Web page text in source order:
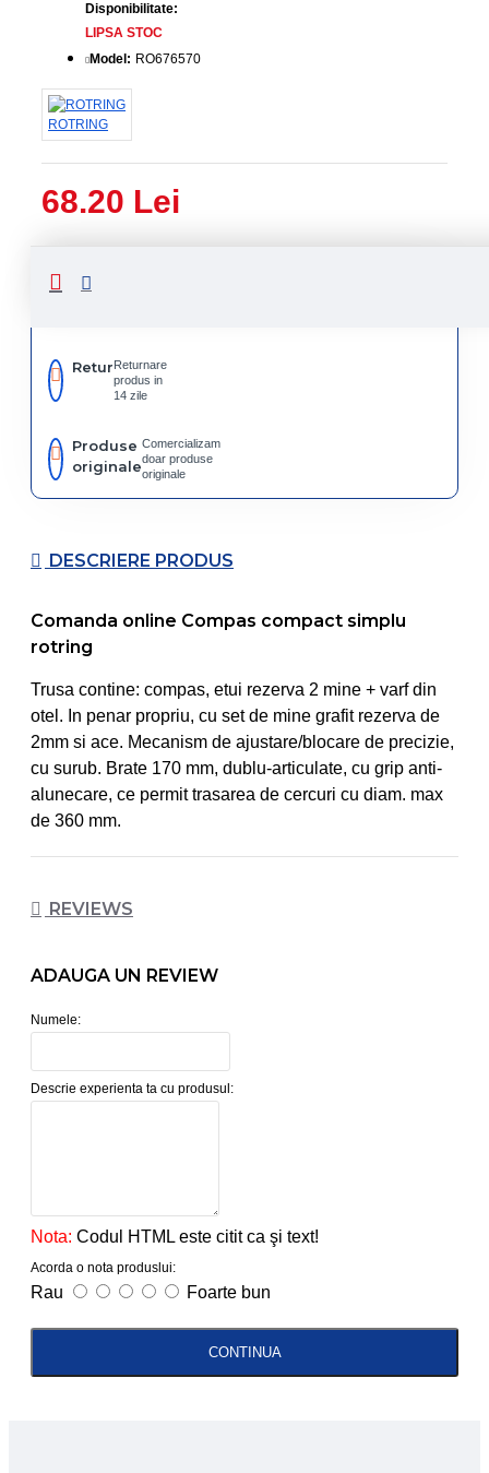
68.20 Lei
Disponibilitate:
LIPSA STOC
Model: RO676570
ROTRING
Livrare
rapida
ReturReturnare
produs in
14 zile
Produse
originale
Comercializam
doar produse
originale
DESCRIERE PRODUS
Comanda online Compas compact simplu
rotring
Trusa contine: compas, etui rezerva 2 mine + varf din
otel. In penar propriu, cu set de mine grafit rezerva de
2mm si ace. Mecanism de ajustare/blocare de precizie,
cu surub. Brate 170 mm, dublu-articulate, cu grip anti-
alunecare, ce permit trasarea de cercuri cu diam. max
de 360 mm.
REVIEWS
ADAUGA UN REVIEW
Numele:
Descrie experienta ta cu produsul:
Nota: Codul HTML este citit ca şi text!
Acorda o nota produslui:
Rau Foarte bun
CONTINUA